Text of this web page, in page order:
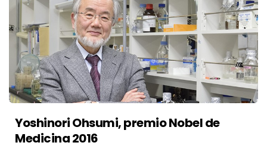
Yoshinori Ohsumi, premio Nobel de
Medicina 2016